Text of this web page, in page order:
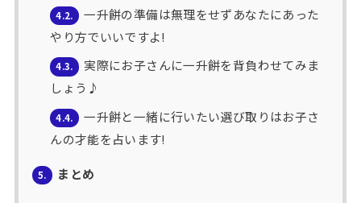
4.2.
一升餅の準備は無理をせずあなたにあった
やり方でいいですよ!
4.3.
実際にお子さんに一升餅を背負わせてみま
しょう♪
4.4.
一升餅と一緒に行いたい選び取りはお子さ
んの才能を占います!
5. まとめ